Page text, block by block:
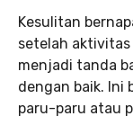
Kesulitan
setelah aktivitas
menjadi tanda
dengan baik. Ini
paru-paru atau